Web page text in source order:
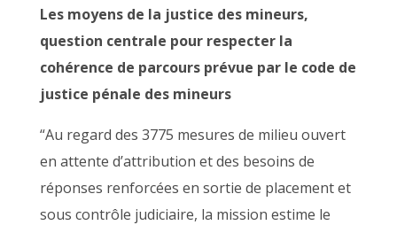
Les moyens de la justice des mineurs,
question centrale pour respecter la
cohérence de parcours prévue par le code de
justice pénale des mineurs
“Au regard des 3775 mesures de milieu ouvert
en attente d’attribution et des besoins de
réponses renforcées en sortie de placement et
sous contrôle judiciaire, la mission estime le